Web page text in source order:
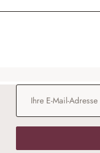
E-Mail-Adresse